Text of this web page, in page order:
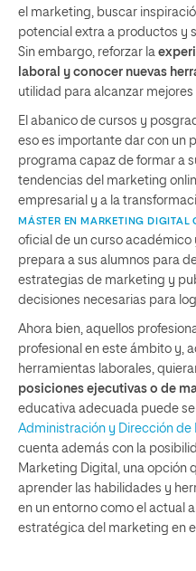
el marketing, buscar
potencial extra a productos y
Sin embargo, reforzar la
laboral y conocer nuevas
utilidad para alcanzar mejores
El abanico de cursos y
eso es importante dar con un
programa capaz de formar a
tendencias del marketing
empresarial y a la
MÁSTER EN MARKETING DIGITAL
oficial de un curso académico
prepara a sus alumnos para
estrategias de marketing y
decisiones necesarias para
Ahora bien, aquellos
profesional en este ámbito y,
herramientas laborales,
posiciones ejecutivas o de
educativa adecuada puede
Administración y Dirección de
cuenta además con la
Marketing Digital, una opción
aprender las habilidades y
en un entorno como el actual
estratégica del marketing en